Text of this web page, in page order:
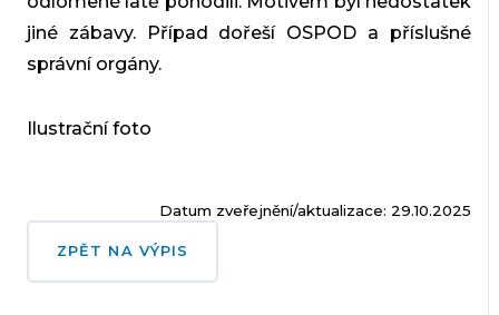
jiné zábavy. Případ dořeší OSPOD a příslušné
správní orgány.
Ilustrační foto
Datum zveřejnění/aktualizace: 29.10.2025
ZPĚT NA VÝPIS